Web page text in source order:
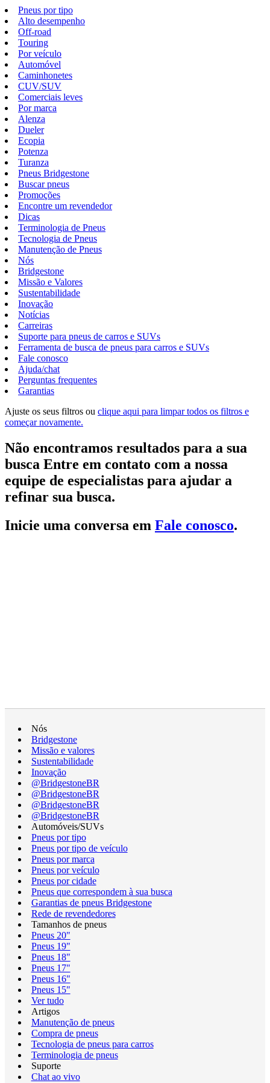
Pneus por tipo
Alto desempenho
Off-road
Touring
Por veículo
Automóvel
Caminhonetes
CUV/SUV
Comerciais leves
Por marca
Alenza
Dueler
Ecopia
Potenza
Turanza
Pneus Bridgestone
Buscar pneus
Promoções
Encontre um revendedor
Dicas
Terminologia de Pneus
Tecnologia de Pneus
Manutenção de Pneus
Nós
Bridgestone
Missão e Valores
Sustentabilidade
Inovação
Notícias
Carreiras
Suporte para pneus de carros e SUVs
Ferramenta de busca de pneus para carros e SUVs
Fale conosco
Ajuda/chat
Perguntas frequentes
Garantias
Ajuste os seus filtros ou clique aqui para limpar todos os filtros e
começar novamente.
Não encontramos resultados para a sua
busca Entre em contato com a nossa
equipe de especialistas para ajudar a
refinar sua busca.
Inicie uma conversa em Fale conosco.
Nós
Bridgestone
Missão e valores
Sustentabilidade
Inovação
@BridgestoneBR
@BridgestoneBR
@BridgestoneBR
@BridgestoneBR
Automóveis/SUVs
Pneus por tipo
Pneus por tipo de veículo
Pneus por marca
Pneus por veículo
Pneus por cidade
Pneus que correspondem à sua busca
Garantias de pneus Bridgestone
Rede de revendedores
Tamanhos de pneus
Pneus 20"
Pneus 19"
Pneus 18"
Pneus 17"
Pneus 16"
Pneus 15"
Ver tudo
Artigos
Manutenção de pneus
Compra de pneus
Tecnologia de pneus para carros
Terminologia de pneus
Suporte
Chat ao vivo